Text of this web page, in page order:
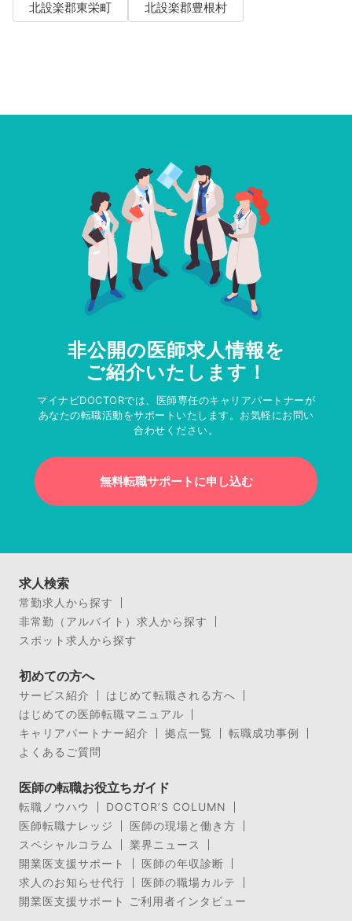
北設楽郡東栄町
北設楽郡豊根村
非公開の医師求人情報を
ご紹介いたします！
マイナビDOCTORでは、医師専任のキャリアパートナーが
あなたの転職活動をサポートいたします。お気軽にお問い
合わせください。
無料転職サポートに申し込む
求人検索
常勤求人から探す
非常勤（アルバイト）求人から探す
スポット求人から探す
初めての方へ
サービス紹介
はじめて転職される方へ
はじめての医師転職マニュアル
キャリアパートナー紹介
拠点一覧
転職成功事例
よくあるご質問
医師の転職お役立ちガイド
転職ノウハウ
DOCTOR’S COLUMN
医師転職ナレッジ
医師の現場と働き方
スペシャルコラム
業界ニュース
開業医支援サポート
医師の年収診断
求人のお知らせ代行
医師の職場カルテ
開業医支援サポート ご利用者インタビュー